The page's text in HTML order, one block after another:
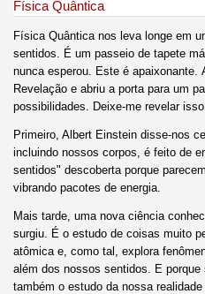
Física Quântica
Física Quântica nos leva longe em
sentidos. É um passeio de tapete
nunca esperou. Este é apaixonante.
Revelação e abriu a porta para um
possibilidades. Deixe-me revelar isso
Primeiro, Albert Einstein disse-nos
incluindo nossos corpos, é feito de
sentidos" descoberta porque
vibrando pacotes de energia.
Mais tarde, uma nova ciência
surgiu. É o estudo de coisas muito
atômica e, como tal, explora
além dos nossos sentidos. E
também o estudo da nossa realidade